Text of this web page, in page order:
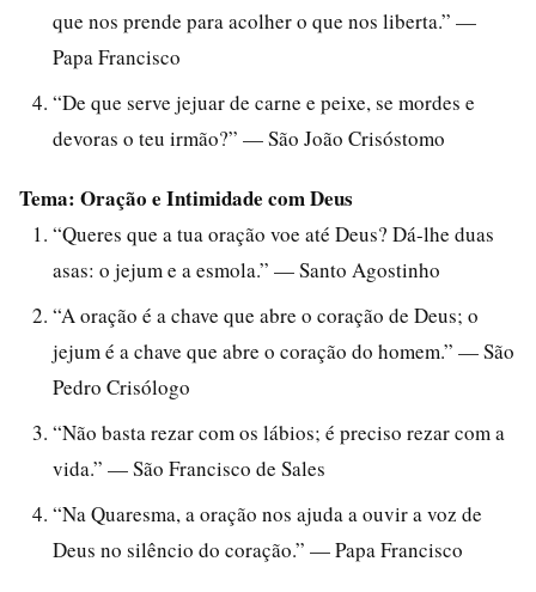
que nos prende para acolher o que nos liberta.” —
Papa Francisco
“De que serve jejuar de carne e peixe, se mordes e
devoras o teu irmão?” — São João Crisóstomo
Tema: Oração e Intimidade com Deus
“Queres que a tua oração voe até Deus? Dá-lhe duas
asas: o jejum e a esmola.” — Santo Agostinho
“A oração é a chave que abre o coração de Deus; o
jejum é a chave que abre o coração do homem.” — São
Pedro Crisólogo
“Não basta rezar com os lábios; é preciso rezar com a
vida.” — São Francisco de Sales
“Na Quaresma, a oração nos ajuda a ouvir a voz de
Deus no silêncio do coração.” — Papa Francisco